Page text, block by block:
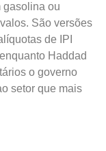
gasolina ou
São versões
de IPI
Haddad
o governo
setor que mais